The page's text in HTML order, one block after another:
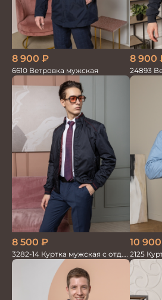
8 900 ₽
6610 Ветровка мужская
8 900
24893
8 500 ₽
3282-14 Куртка мужская с отд.
из трикотажа
10 900
2125